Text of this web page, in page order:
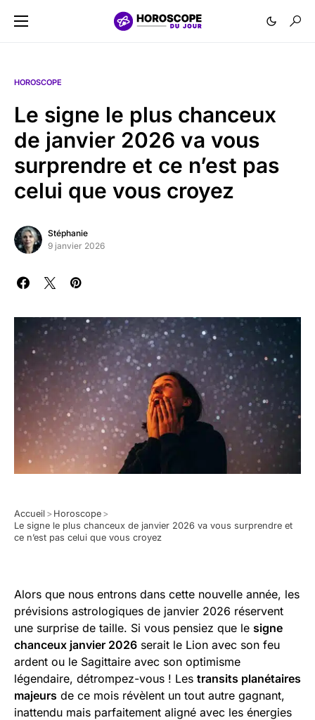
HOROSCOPE
Le signe le plus chanceux
de janvier 2026 va vous
surprendre et ce n’est pas
celui que vous croyez
Stéphanie
9 janvier 2026
Accueil > Horoscope >
Le signe le plus chanceux de janvier 2026 va vous surprendre et
ce n’est pas celui que vous croyez
Alors que nous entrons dans cette nouvelle année, les
prévisions astrologiques de janvier 2026 réservent
une surprise de taille. Si vous pensiez que le signe
chanceux janvier 2026 serait le Lion avec son feu
ardent ou le Sagittaire avec son optimisme
légendaire, détrompez-vous ! Les transits planétaires
majeurs de ce mois révèlent un tout autre gagnant,
inattendu mais parfaitement aligné avec les énergies